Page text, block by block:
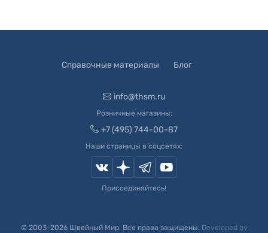
Справочные материалы Блог
info@thsm.ru
Розничные магазины:
+7 (495) 744-00-87
Наши страницы в соцсетях:
Присоединяйтесь!
© 2003-2026Швейный Мир. Все права защищены. Developed by